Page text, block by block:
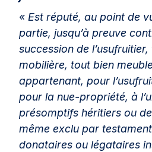
« Est réputé, au point de
partie, jusqu’à preuve
succession de
mobilière, tout bien
appartenant, pour
pour la nue-propriété, à
présomptifs héritiers ou
même exclu par
donataires ou légataires